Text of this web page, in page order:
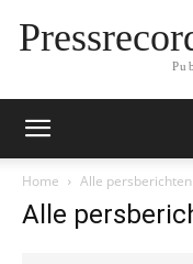
Home Alle persberichten
Alle